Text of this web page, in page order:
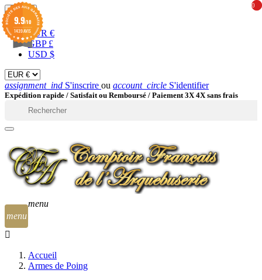
EUR 
EUR €
GBP £
USD $
assignment_ind S'inscrire ou account_circle S'identifier
Expédition rapide / Satisfait ou Remboursé / Paiement 3X 4X sans frais
menu
0
0
menu
Accueil
Armes de Poing
9.9/10
1439 AVIS